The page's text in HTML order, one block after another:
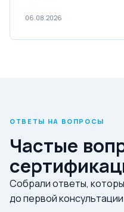
06.08.2026
ОТВЕТЫ НА ВОПРОСЫ
Частые
Собрали ответы,
до первой